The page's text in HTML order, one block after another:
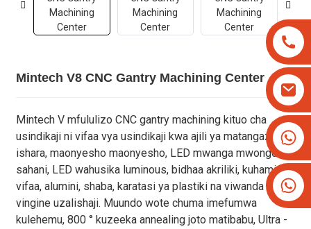
+8613825779334
+16266628193
Mintech V8 CNC Gantry Machining Center
Mintech V mfululizo CNC gantry machining kituo cha
usindikaji ni vifaa vya usindikaji kwa ajili ya matangazo na
ishara, maonyesho maonyesho, LED mwanga mwongozo
sahani, LED wahusika luminous, bidhaa akriliki, kuhami
vifaa, alumini, shaba, karatasi ya plastiki na viwanda
vingine uzalishaji. Muundo wote chuma imefumwa
kulehemu, 800 ° kuzeeka annealing joto matibabu, Ultra -